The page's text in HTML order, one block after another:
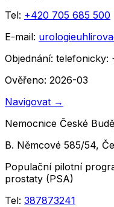
Tel: +420 705 685 500
E-mail:
Objednání: telefonicky:
Ověřeno: 2026-03
Navigovat →
Nemocnice České
B. Němcové 585/54,
Populační pilotní
prostaty (PSA)
Tel: 387873241